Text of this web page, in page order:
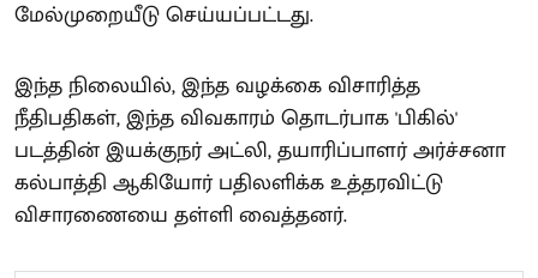
மேல்முறையீடு செய்யப்பட்டது.
இந்த நிலையில், இந்த வழக்கை விசாரித்த
நீதிபதிகள், இந்த விவகாரம் தொடர்பாக 'பிகில்'
படத்தின் இயக்குநர் அட்லி, தயாரிப்பாளர் அர்ச்சனா
கல்பாத்தி ஆகியோர் பதிலளிக்க உத்தரவிட்டு
விசாரணையை தள்ளி வைத்தனர்.